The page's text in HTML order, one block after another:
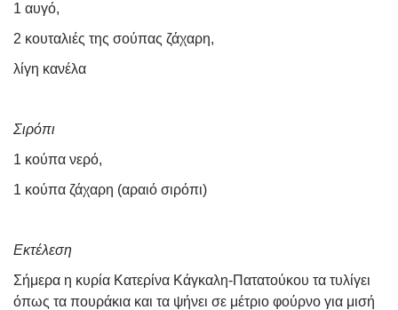
1 αυγό,
2 κουταλιές της σούπας ζάχαρη,
λίγη κανέλα
Σιρόπι
1 κούπα νερό,
1 κούπα ζάχαρη (αραιό σιρόπι)
Εκτέλεση
Σήμερα η κυρία Κατερίνα Κάγκαλη-Πατατούκου τα τυλίγει
όπως τα πουράκια και τα ψήνει σε μέτριο φούρνο για μισή